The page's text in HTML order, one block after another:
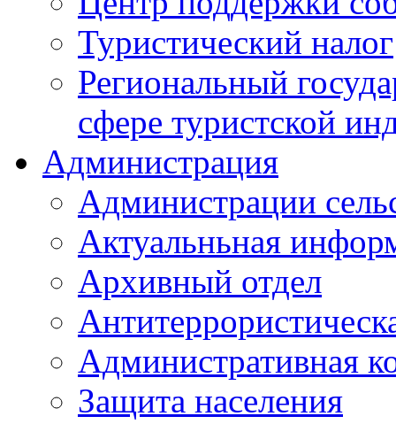
Туристический налог
Региональный
сфере туристской
Администрация
Администрации
Актуальньная
Архивный отдел
Административная
Защита населения